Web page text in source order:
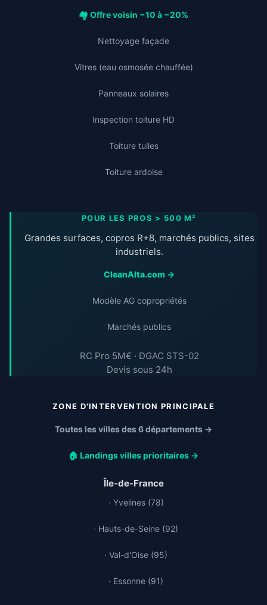
🏘️ Offre voisin −10 à −20%
Nettoyage façade
Vitres (eau osmosée chauffée)
Panneaux solaires
Inspection toiture HD
Toiture tuiles
Toiture ardoise
POUR LES PROS > 500 M²
Grandes surfaces, copros R+8, marchés publics, sites
industriels.
CleanAlta.com →
Modèle AG copropriétés
Marchés publics
RC Pro 5M€ · DGAC STS-02
Devis sous 24h
ZONE D'INTERVENTION PRINCIPALE
Toutes les villes des 6 départements →
🏠 Landings villes prioritaires →
Île-de-France
· Yvelines (78)
· Hauts-de-Seine (92)
· Val-d'Oise (95)
· Essonne (91)